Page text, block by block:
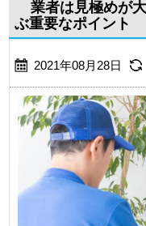
業者は見極めが
ぶ重要なポイント
2021年08月28日